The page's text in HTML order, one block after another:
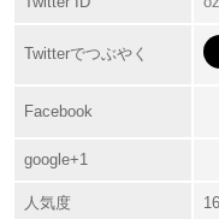
Twitterでつぶやく
Facebook
google+1
人気度